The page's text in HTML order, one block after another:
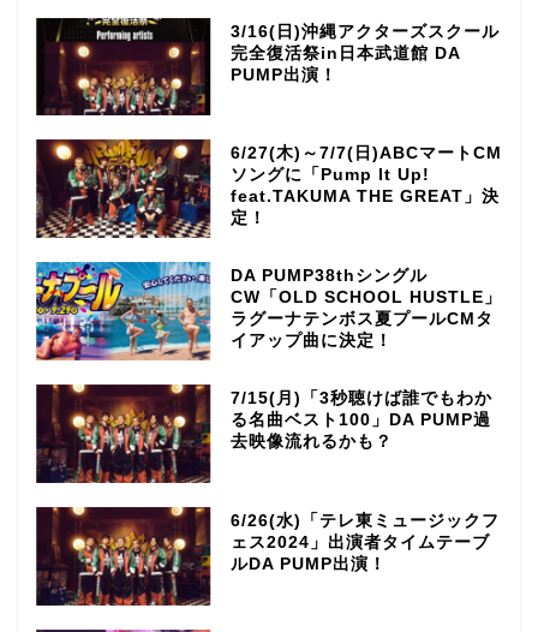
3/16(日)沖縄アクターズスクール
完全復活祭in日本武道館 DA
PUMP出演！
6/27(木)～7/7(日)ABCマートCM
ソングに「Pump It Up!
feat.TAKUMA THE GREAT」決
定！
DA PUMP38thシングル
CW「OLD SCHOOL HUSTLE」
ラグーナテンボス夏プールCMタ
イアップ曲に決定！
7/15(月)「3秒聴けば誰でもわか
る名曲ベスト100」DA PUMP過
去映像流れるかも？
6/26(水)「テレ東ミュージックフ
ェス2024」出演者タイムテーブ
ルDA PUMP出演！
TOP
ラジオ